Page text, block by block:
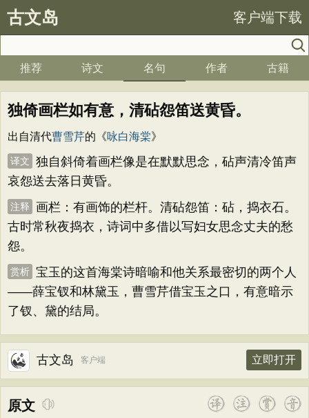
古文岛 客户端下载
推荐 诗文 名句 作者 古籍
独倚画栏如有意，清砧怨笛送黄昏。
出自清代曹雪芹的《咏白海棠》
译文
独自斜倚着画栏像是在默默思念，砧声清冷笛声
哀怨送去落日黄昏。
注释
画栏：有画饰的栏杆。清砧怨笛：砧，捣衣石。
古时常秋夜捣衣，诗词中多借以写妇女思念丈夫的愁
怨。
赏析 宝玉的这首海棠诗暗喻和他关系最密切的两个人
——薛宝钗和林黛玉，曹雪芹借宝玉之口，有意暗示
了钗、黛的结局。
古文岛 客户端 立即打开
原文